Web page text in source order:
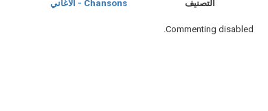
التصنيف Chansons - الأغاني
Commenting disabled.